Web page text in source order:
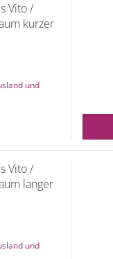
Vito /
kurzer
und
Vito /
langer
und